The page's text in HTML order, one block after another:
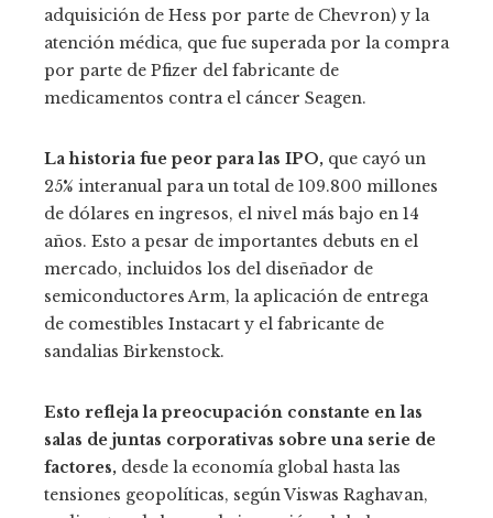
adquisición de Hess por parte de Chevron) y la
atención médica, que fue superada por la compra
por parte de Pfizer del fabricante de
medicamentos contra el cáncer Seagen.
La historia fue peor para las IPO, que cayó un
25% interanual para un total de 109.800 millones
de dólares en ingresos, el nivel más bajo en 14
años. Esto a pesar de importantes debuts en el
mercado, incluidos los del diseñador de
semiconductores Arm, la aplicación de entrega
de comestibles Instacart y el fabricante de
sandalias Birkenstock.
Esto refleja la preocupación constante en las
salas de juntas corporativas sobre una serie de
factores, desde la economía global hasta las
tensiones geopolíticas, según Viswas Raghavan,